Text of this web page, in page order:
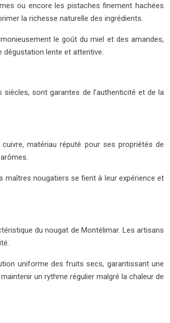
ou encore les pistaches finement hachées
la richesse naturelle des ingrédients.
le goût du miel et des amandes,
lente et attentive.
sont garantes de l’authenticité et de la
matériau réputé pour ses propriétés de
maîtres nougatiers se fient à leur expérience et
du nougat de Montélimar. Les artisans
uniforme des fruits secs, garantissant une
un rythme régulier malgré la chaleur de